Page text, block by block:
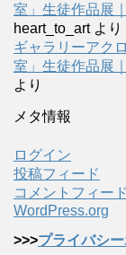
室」生徒作品展
heart_to_artより
ギャラリーアク
室」生徒作品展
より
メタ情報
ログイン
投稿フィード
コメントフィード
WordPress.org
>>>プライバシ